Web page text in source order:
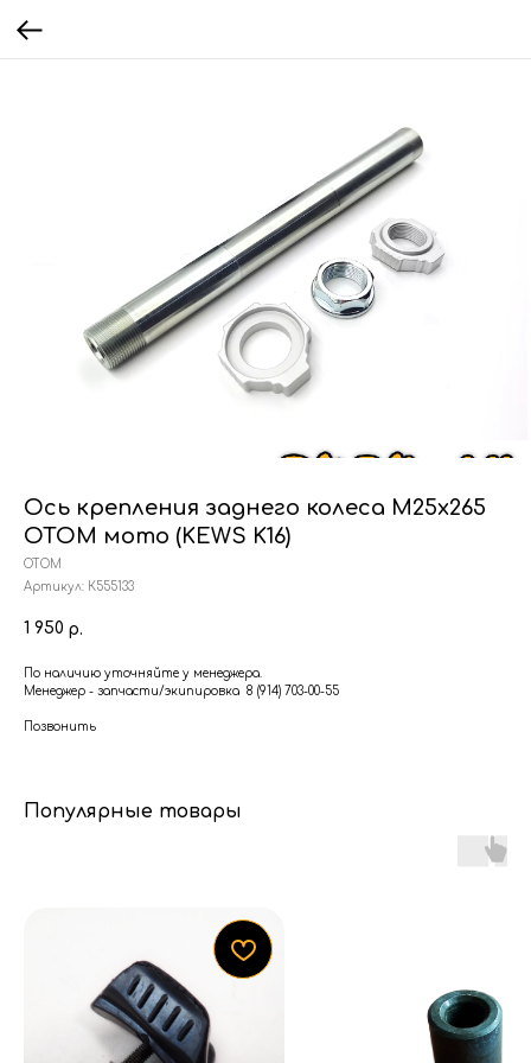
Ось крепления заднего колеса М25x265
ОТОМ мото (KEWS K16)
ОТОМ
Артикул: К555133
1 950 р.
По наличию уточняйте у менеджера.
Менеджер - запчасти/экипировка 8 (914) 703-00-55
Позвонить
Популярные товары